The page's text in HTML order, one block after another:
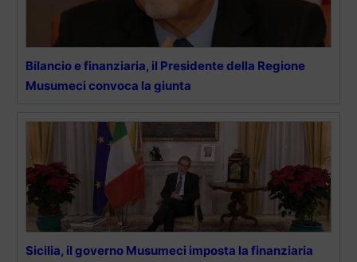
Bilancio e finanziaria, il Presidente della Regione
Musumeci convoca la giunta
Sicilia, il governo Musumeci imposta la finanziaria